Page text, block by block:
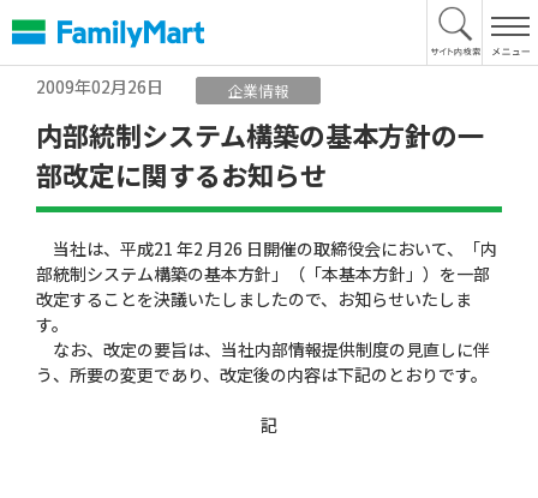
文
へ
2009年02月26日
企業情報
内部統制システム構築の基本方針の一
部改定に関するお知らせ
当社は、平成21 年2 月26 日開催の取締役会において、「内
部統制システム構築の基本方針」（「本基本方針」）を一部
改定することを決議いたしましたので、お知らせいたしま
す。
なお、改定の要旨は、当社内部情報提供制度の見直しに伴
う、所要の変更であり、改定後の内容は下記のとおりです。
記